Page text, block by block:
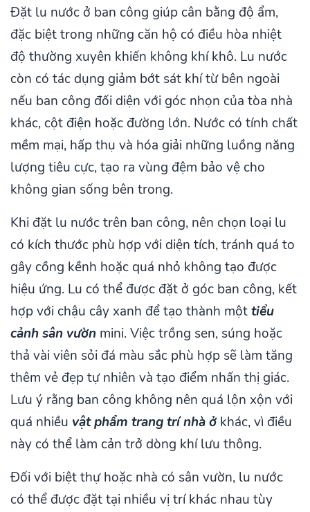
Đặt lu nước ở ban công giúp cân bằng độ ẩm,
đặc biệt trong những căn hộ có điều hòa nhiệt
độ thường xuyên khiến không khí khô. Lu nước
còn có tác dụng giảm bớt sát khí từ bên ngoài
nếu ban công đối diện với góc nhọn của tòa nhà
khác, cột điện hoặc đường lớn. Nước có tính chất
mềm mại, hấp thụ và hóa giải những luồng năng
lượng tiêu cực, tạo ra vùng đệm bảo vệ cho
không gian sống bên trong.
Khi đặt lu nước trên ban công, nên chọn loại lu
có kích thước phù hợp với diện tích, tránh quá to
gây cồng kềnh hoặc quá nhỏ không tạo được
hiệu ứng. Lu có thể được đặt ở góc ban công, kết
hợp với chậu cây xanh để tạo thành mộttiểu
cảnh sân vườn mini. Việc trồng sen, súng hoặc
thả vài viên sỏi đá màu sắc phù hợp sẽ làm tăng
thêm vẻ đẹp tự nhiên và tạo điểm nhấn thị giác.
Lưu ý rằng ban công không nên quá lộn xộn với
quá nhiều vật phẩm trang trí nhà ởkhác, vì điều
này có thể làm cản trở dòng khí lưu thông.
Đối với biệt thự hoặc nhà có sân vườn, lu nước
có thể được đặt tại nhiều vị trí khác nhau tùy